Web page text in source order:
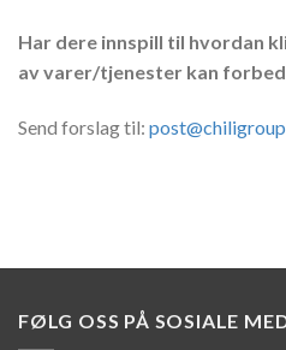
Har dere innspill til hvordan
av varer/tjenester kan
Send forslag til:
FØLG OSS PÅ SOSIALE